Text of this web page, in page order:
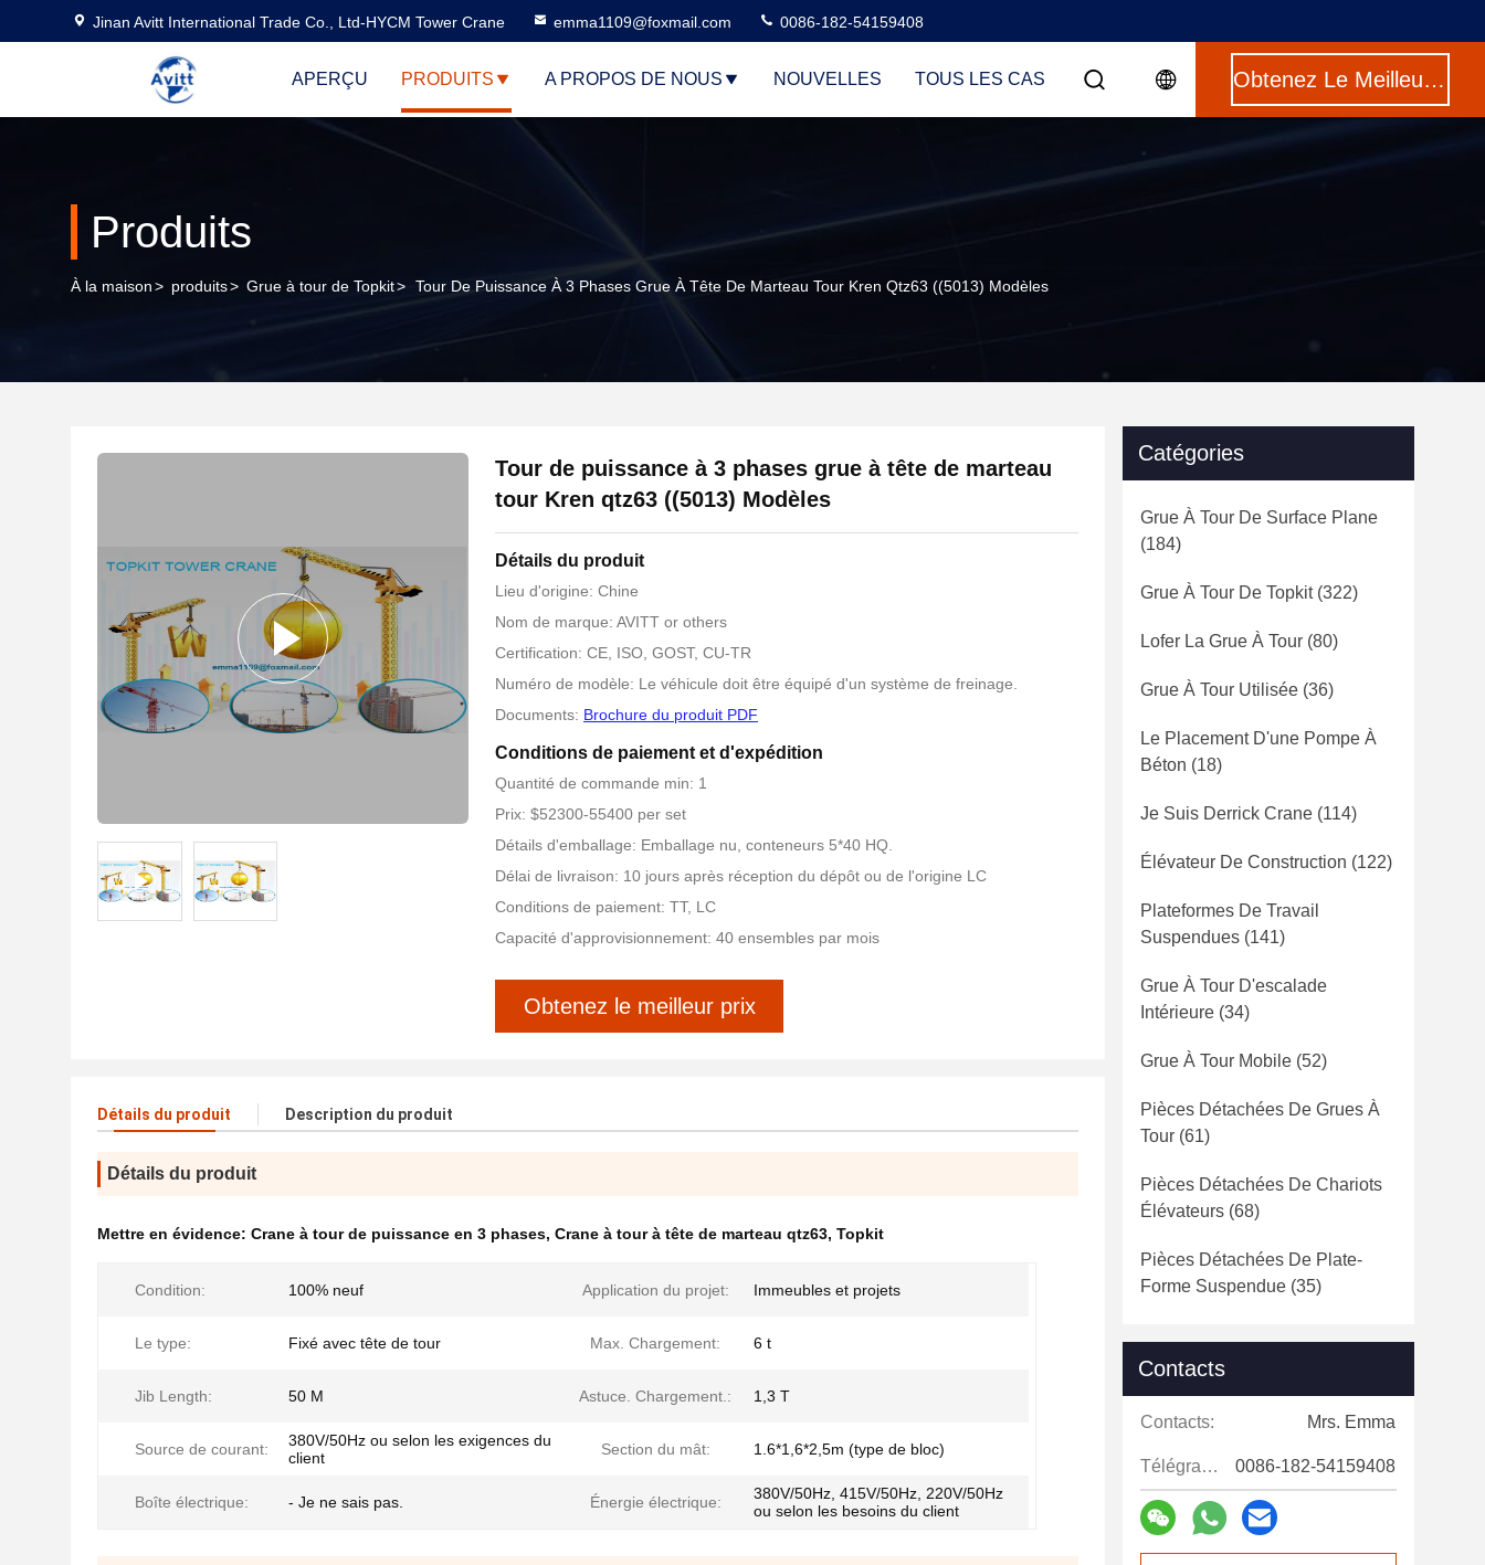
Jinan Avitt International Trade Co., Ltd-HYCM Tower Crane emma1109@foxmail.com 0086-182-54159408
APERÇU PRODUITS A PROPOS DE NOUS NOUVELLES TOUS LES CAS Obtenez Le Meilleur Prix
Produits
À la maison> produits> Grue à tour de Topkit> Tour De Puissance À 3 Phases Grue À Tête De Marteau Tour Kren Qtz63 ((5013) Modèles
Tour de puissance à 3 phases grue à tête de marteau
tour Kren qtz63 ((5013) Modèles
Détails du produit
Lieu d'origine: Chine
Nom de marque: AVITT or others
Certification: CE, ISO, GOST, CU-TR
Numéro de modèle: Le véhicule doit être équipé d'un système de freinage.
Documents: Brochure du produit PDF
Conditions de paiement et d'expédition
Quantité de commande min: 1
Prix: $52300-55400 per set
Détails d'emballage: Emballage nu, conteneurs 5*40 HQ.
Délai de livraison: 10 jours après réception du dépôt ou de l'origine LC
Conditions de paiement: TT, LC
Capacité d'approvisionnement: 40 ensembles par mois
Obtenez le meilleur prix
Détails du produit Description du produit
Détails du produit
Mettre en évidence: Crane à tour de puissance en 3 phases, Crane à tour à tête de marteau qtz63, Topkit
Condition: 100% neuf Application du projet: Immeubles et projets
Le type: Fixé avec tête de tour Max. Chargement: 6 t
Jib Length: 50 M Astuce. Chargement.: 1,3 T
Source de courant:
380V/50Hz ou selon les exigences du
client
Section du mât: 1.6*1,6*2,5m (type de bloc)
Boîte électrique: - Je ne sais pas. Énergie électrique:
380V/50Hz, 415V/50Hz, 220V/50Hz
ou selon les besoins du client
Catégories
Grue À Tour De Surface Plane
(184)
Grue À Tour De Topkit(322)
Lofer La Grue À Tour (80)
Grue À Tour Utilisée (36)
Le Placement D'une Pompe À
Béton (18)
Je Suis Derrick Crane (114)
Élévateur De Construction (122)
Plateformes De Travail
Suspendues (141)
Grue À Tour D'escalade
Intérieure (34)
Grue À Tour Mobile (52)
Pièces Détachées De Grues À
Tour (61)
Pièces Détachées De Chariots
Élévateurs (68)
Pièces Détachées De Plate-
Forme Suspendue (35)
Contacts
Contacts: Mrs. Emma
Télégramme: 0086-182-54159408